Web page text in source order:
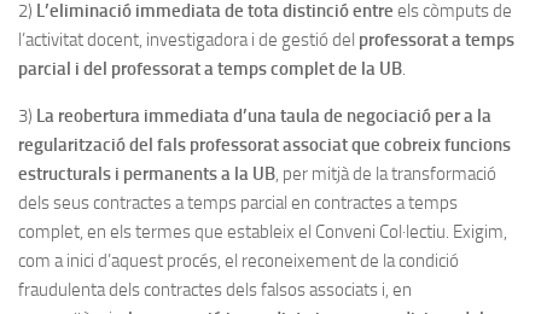
2) L’eliminació immediata de tota distinció entre els còmputs de
l’activitat docent, investigadora i de gestió del professorat a temps
parcial i del professorat a temps complet de la UB
3) La reobertura immediata d’una taula de negociació per a la
regularització del fals professorat associat que cobreix funcions
estructurals i permanents a la UB , per mitjà de la transformació
dels seus contractes a temps parcial en contractes a temps
complet, en els termes que estableix el Conveni Col·lectiu. Exigim,
com a inici d’aquest procés, el reconeixement de la condició
fraudulenta dels contractes dels falsos associats i, en